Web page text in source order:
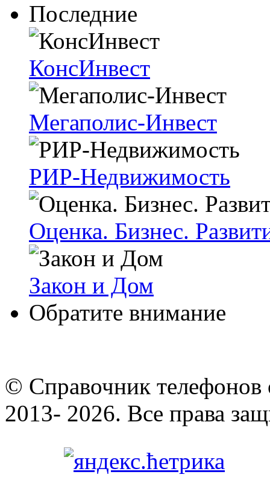
Последние
КонсИнвест
Мегаполис-Инвест
РИР-Недвижимость
Оценка. Бизнес.
Закон и Дом
Обратите внимание
© Cправочник телефонов
2013- 2026. Все права